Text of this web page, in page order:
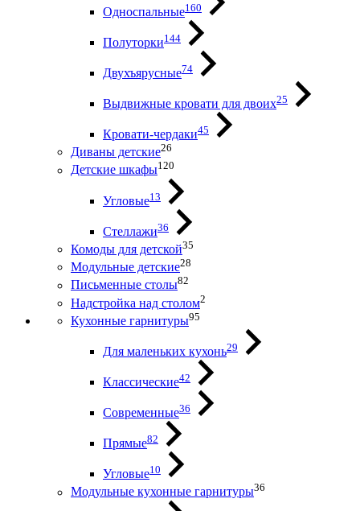
Односпальные160
Полуторки144
Двухъярусные74
Выдвижные кровати для двоих25
Кровати-чердаки45
Диваны детские26
Детские шкафы120
Угловые13
Стеллажи36
Комоды для детской35
Модульные детские28
Письменные столы82
Надстройка над столом2
Кухонные гарнитуры95
Для маленьких кухонь29
Классические42
Современные36
Прямые82
Угловые10
Модульные кухонные гарнитуры36